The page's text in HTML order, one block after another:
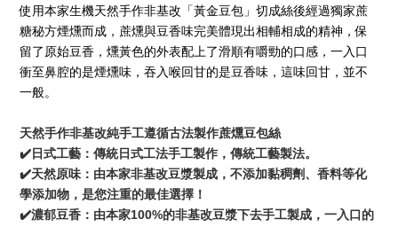
使用本家生機天然手作非基改「黃金豆包」切成絲後經過獨家蔗
糖秘方煙燻而成，蔗燻與豆香味完美體現出相輔相成的精神，保
留了原始豆香，燻黃色的外表配上了滑順有嚼勁的口感，一入口
衝至鼻腔的是煙燻味，吞入喉回甘的是豆香味，這味回甘，並不
一般。
天然手作非基改純手工遵循古法製作蔗燻豆包絲
✔️日式工藝：傳統日式工法手工製作，傳統工藝製法。
✔️天然原味：由本家非基改豆漿製成，不添加黏稠劑、香料等化
學添加物，是您注重的最佳選擇！
✔️濃郁豆香：由本家100%的非基改豆漿下去手工製成，一入口的